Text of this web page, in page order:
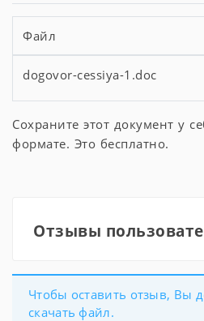
Файл
dogovor-cessiya-1.doc
Сохраните этот документ у
формате. Это бесплатно.
Отзывы
Чтобы оставить отзыв, Вы
скачать файл.